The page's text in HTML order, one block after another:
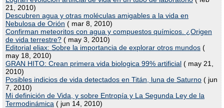
21, 2010)
Descubren agua y otras moléculas amigables a la vida en
Nebulosa de Orión ( mar 8, 2010)
Confirman meteoritos con agua y compuestos químicos. ¿Origen
de vida terrestre? ( may 3, 2010)
Editorial eliax: Sobre la importancia de explorar otros mundos (
may 18, 2010)
GRAN HITO: Crean primera vida biologica 99% artificial ( may 21,
2010)
Posibles indicios de vida detectados en Titán, luna de Saturno ( jun
7, 2010)
Mi definición de Vida, y sobre Entropía y La Segunda Ley de la
Termodinámica ( jun 14, 2010)